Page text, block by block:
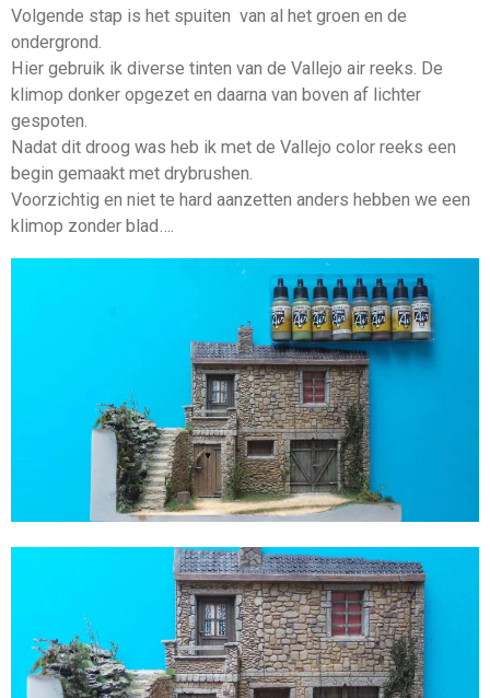
Volgende stap is het spuiten van al het groen en de
ondergrond.
Hier gebruik ik diverse tinten van de Vallejo air reeks. De
klimop donker opgezet en daarna van boven af lichter
gespoten.
Nadat dit droog was heb ik met de Vallejo color reeks een
begin gemaakt met drybrushen.
Voorzichtig en niet te hard aanzetten anders hebben we een
klimop zonder blad….